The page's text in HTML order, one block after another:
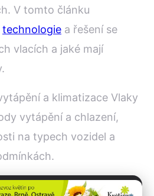
V tomto článku
technologie a řešení se
vlacích a jaké mají
a klimatizace Vlaky
vytápění a chlazení,
na typech vozidel a